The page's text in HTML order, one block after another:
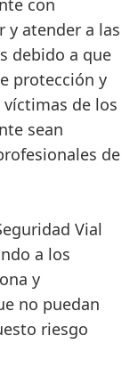
con
y atender a las
debido a que
protección y
de los
sean
de
Vial
a los
y
no puedan
riesgo